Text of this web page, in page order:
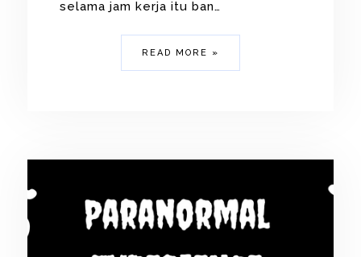
selama jam kerja itu ban…
READ MORE »